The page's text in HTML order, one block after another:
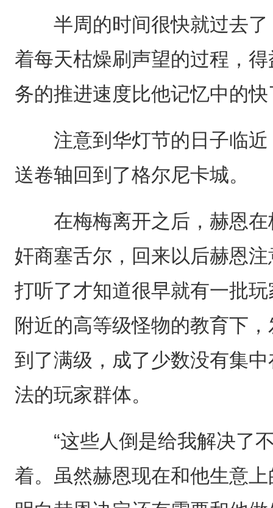
半周的时间很快就过去了
着每天枯燥刷声望的过程，
务的推进速度比他记忆中的
注意到华灯节的日子临近
送卷轴回到了格尔尼卡城。
在梅梅离开之后，赫恩在
奸商塞舌尔，回来以后赫恩
打听了才知道很早就有一批
附近的高等级怪物的教育下
到了满级，成了少数没有集
法的玩家群体。
“这些人倒是给我解决了不
着。虽然赫恩现在和他生意